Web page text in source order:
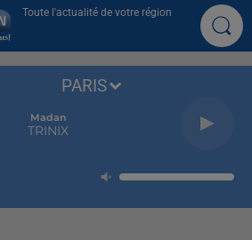
Toute l'actualité de votre région
Madan
TRINIX
PARIS